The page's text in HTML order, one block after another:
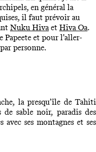
en général la
il faut prévoir au
Nuku Hivaet Hiva Oa.
Papeete et pour l’aller-
personne.
la presqu’île de Tahiti
de sable noir, paradis des
ses montagnes et ses